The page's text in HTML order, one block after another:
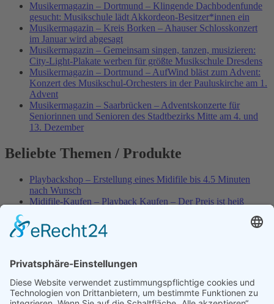
Musikermagazin – Dortmund – Klingende Dachbodenfunde
gesucht: Musikschule lädt Akkordeon-Besitzer*innen ein
Musikermagazin – Kreis Borken – Ahauser Schlosskonzert
im Januar wird abgesagt
Musikermagazin – Gemeinsam singen, tanzen, musizieren:
City-Light-Plakate werben für größte Musikschule Dresdens
Musikermagazin – Dortmund – AufWind bläst zum Advent:
Konzert des Musikschul-Orchesters in der Pauluskirche am 1.
Advent
Musikermagazin – Saarbrücken – Adventskonzerte für
Seniorinnen und Senioren des Stadtbezirks Mitte am 4. und
13. Dezember
Beliebte Themen / Produkte
Playbackshop – Erstellung eines Midifile bis 4.5 Minuten
nach Wunsch
Midifile-Kaufen – Playback Kaufen – Der Preis ist heiß
Best of Karaoke – Roy Black – Playbacks – Absolute Rarität
World-of-Karaoke – Midifiles kaufen – Ich baue Dein
Playbackshop – Erstellung eines Wunschmidifile bis 3.5
Minuten
10 Spanische All-TIME Sommerhits als Karaoke-Playbacks –
Absolute Klassiker